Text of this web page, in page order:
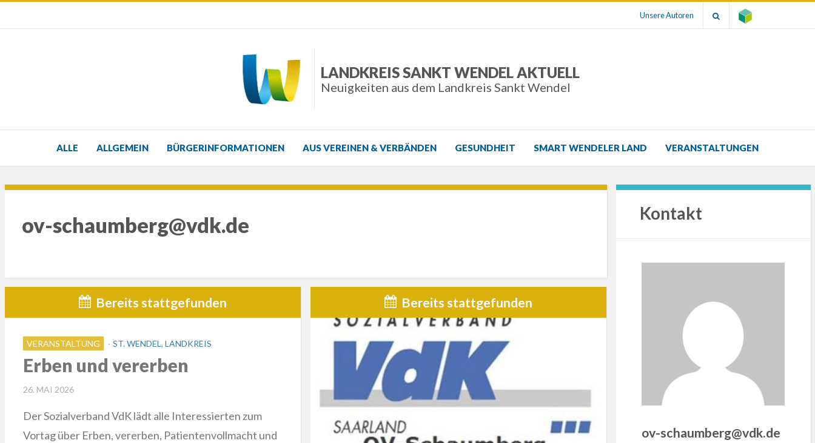
Unsere Autoren
LANDKREIS SANKT WENDEL AKTUELL
Neuigkeiten aus dem Landkreis Sankt Wendel
ALLE ALLGEMEIN BÜRGERINFORMATIONEN AUS VEREINEN & VERBÄNDEN GESUNDHEIT SMART WENDELER LAND VERANSTALTUNGEN
ov-schaumberg@vdk.de
Bereits stattgefunden
VERANSTALTUNG ST. WENDEL, LANDKREIS
Erben und vererben
POSTED
26. MAI 2026
Der Sozialverband VdK lädt alle Interessierten zum
Vortag über Erben, vererben, Patientenvollmacht und
Bereits stattgefunden
Kontakt
ov-schaumberg@vdk.de